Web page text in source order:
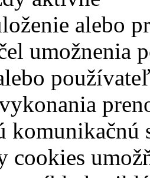
alebo
umožnenia
komunikačnú
cookies